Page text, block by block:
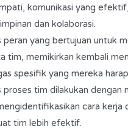
komunikasi yang
dan kolaborasi.
peran yang bertujuan untuk
tim, memikirkan kembali
spesifik yang mereka
proses tim dilakukan dengan
cara kerja
tim lebih efektif.